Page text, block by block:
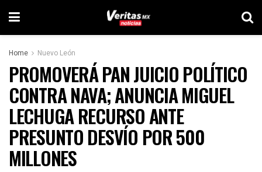
Home Nuevo León
PROMOVERÁ PAN JUICIO POLÍTICO
CONTRA NAVA; ANUNCIA MIGUEL
LECHUGA RECURSO ANTE
PRESUNTO DESVÍO POR 500
MILLONES